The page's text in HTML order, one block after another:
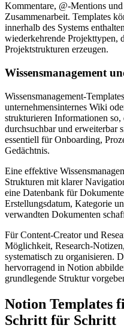
Kommentare, @-Mentions
Zusammenarbeit. Templates
innerhalb des Systems
wiederkehrende Projekttypen,
Projektstrukturen erzeugen.
Wissensmanagement
Wissensmanagement-
unternehmensinternes Wiki
strukturieren Informationen so,
durchsuchbar und erweiterbar
essentiell für Onboarding,
Gedächtnis.
Eine effektive
Strukturen mit klarer
eine Datenbank für
Erstellungsdatum, Kategorie
verwandten Dokumenten
Für Content-Creator und
Möglichkeit, Research-
systematisch zu organisieren.
hervorragend in Notion
grundlegende Struktur
Notion Templates
Schritt für Schritt